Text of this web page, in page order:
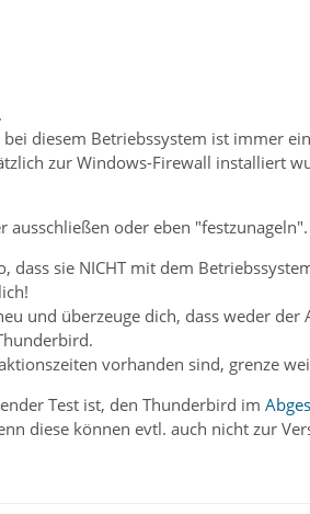
diesem Betriebssystem ist immer
zur Windows-Firewall installiert
ausschließen oder eben "festzunageln".
dass sie NICHT mit dem
und überzeuge dich, dass weder
vorhanden sind, grenze
Test ist, den Thunderbird im
diese können evtl. auch nicht zur